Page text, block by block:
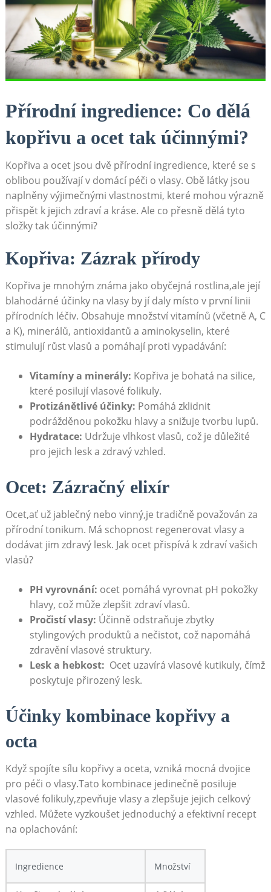
Přírodní ingredience: Co dělá
kopřivu a ocet tak účinnými?
Kopřiva a ocet jsou dvě⁢ přírodní ingredience, které se s
oblibou používají v domácí ⁤péči o vlasy. Obě látky jsou
naplněny výjimečnými vlastnostmi, ‌které mohou výrazně
přispět k⁣ jejich zdraví a kráse. Ale ⁢co přesně ​dělá tyto⁣
složky tak účinnými?
Kopřiva: Zázrak přírody
Kopřiva je‌ mnohým známa jako obyčejná rostlina,ale‌ její
blahodárné účinky na vlasy by jí​ daly místo v první linii⁣
přírodních léčiv. Obsahuje množství vitamínů (včetně A, ‌C
a K), minerálů, antioxidantů ⁤a aminokyselin, které
stimulují růst⁣ vlasů a pomáhají ⁤proti vypadávání:
Vitamíny⁣ a‍ minerály: Kopřiva je bohatá na⁣ silice,
které posilují vlasové folikuly.
Protizánětlivé účinky: Pomáhá⁤ zklidnit
podrážděnou pokožku hlavy a snižuje tvorbu lupů.
Hydratace: ​Udržuje vlhkost vlasů, což ‍je ​důležité
⁢pro ‍jejich⁤ lesk ⁤a zdravý ⁣vzhled.
Ocet: Zázračný elixír
Ocet,ať už ⁢jablečný nebo vinný,je⁣ tradičně​ považován za
přírodní‍ tonikum. Má schopnost regenerovat vlasy a
dodávat​ jim zdravý lesk. Jak ocet​ přispívá k ⁢zdraví ‍vašich​
vlasů?
PH vyrovnání: ocet pomáhá vyrovnat pH‌ pokožky
hlavy, což může zlepšit⁤ zdraví vlasů.
Pročistí⁢ vlasy: Účinně odstraňuje zbytky
stylingových produktů⁣ a nečistot, což napomáhá
zdravění vlasové ⁢struktury.
Lesk a hebkost: ‌ Ocet⁤ uzavírá vlasové kutikuly,‌ čímž
poskytuje přirozený lesk.
Účinky kombinace kopřivy a
octa
Když spojíte⁣ sílu kopřivy a oceta, vzniká mocná ⁤dvojice
pro péči o vlasy.Tato kombinace jedinečně posiluje
‍vlasové folikuly,zpevňuje vlasy a zlepšuje jejich​ celkový
vzhled. Můžete vyzkoušet⁤ jednoduchý a efektivní recept
na oplachování:
Ingredience Množství